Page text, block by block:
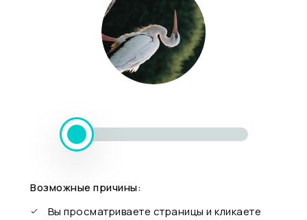
Возможные причины:
Вы просматриваете страницы и кликаете